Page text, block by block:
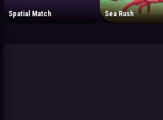
Spatial Match Sea Rush